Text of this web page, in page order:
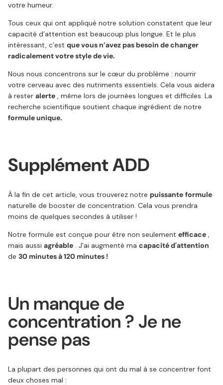
votre humeur.
Tous ceux qui ont appliqué notre solution constatent que leur
capacité d’attention est beaucoup plus longue. Et le plus
intéressant, c’est que vous n’avez pas besoin de changer
radicalement votre style de vie.
Nous nous concentrons sur le cœur du problème : nourrir
votre cerveau avec des nutriments essentiels. Cela vous aidera
à rester alerte , même lors de journées longues et difficiles. La
recherche scientifique soutient chaque ingrédient de notre
formule unique.
Supplément ADD
À la fin de cet article, vous trouverez notre puissante formule
naturelle de booster de concentration. Cela vous prendra
moins de quelques secondes à utiliser !
Notre formule est conçue pour être non seulement efficace ,
mais aussi agréable . J'ai augmenté ma capacité d'attention
de 30 minutes à 120 minutes !
Un manque de
concentration ? Je ne
pense pas
La plupart des personnes qui ont du mal à se concentrer font
deux choses mal :